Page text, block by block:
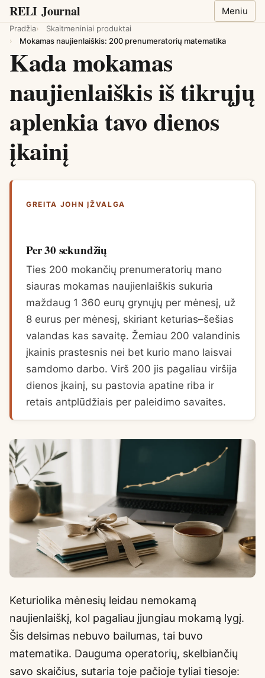
RELI Journal Meniu
Pradžia
Skaitmeniniai produktai
Mokamas naujienlaiškis: 200 prenumeratorių matematika
Kada mokamas
naujienlaiškis iš tikrųjų
aplenkia tavo dienos
įkainį
GREITA JOHN ĮŽVALGA
Per 30 sekundžių
Ties 200 mokančių prenumeratorių mano
siauras mokamas naujienlaiškis sukuria
maždaug 1 360 eurų grynųjų per mėnesį, už
8 eurus per mėnesį, skiriant keturias–šešias
valandas kas savaitę. Žemiau 200 valandinis
įkainis prastesnis nei bet kurio mano laisvai
samdomo darbo. Virš 200 jis pagaliau viršija
dienos įkainį, su pastovia apatine riba ir
retais antplūdžiais per paleidimo savaites.
Keturiolika mėnesių leidau nemokamą
naujienlaiškį, kol pagaliau įjungiau mokamą lygį.
Šis delsimas nebuvo bailumas, tai buvo
matematika. Dauguma operatorių, skelbiančių
savo skaičius, sutaria toje pačioje tyliai tiesoje: